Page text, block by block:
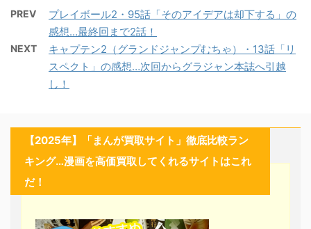
PREV
プレイボール2・95話「そのアイデアは却下する」の
感想…最終回まで2話！
NEXT
キャプテン2（グランドジャンプむちゃ）・13話「リ
スペクト」の感想…次回からグラジャン本誌へ引越
し！
【2025年】「まんが買取サイト」徹底比較ラン
キング…漫画を高価買取してくれるサイトはこれ
だ！